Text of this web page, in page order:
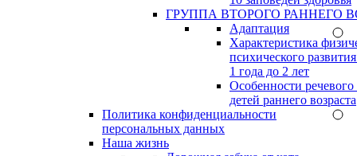
ГРУППА ВТОРОГО РАННЕГО
Адаптация
Характеристика
психического
1 года до 2 лет
Особенности речевого
детей раннего возраста
Политика конфиденциальности
персональных данных
Наша жизнь